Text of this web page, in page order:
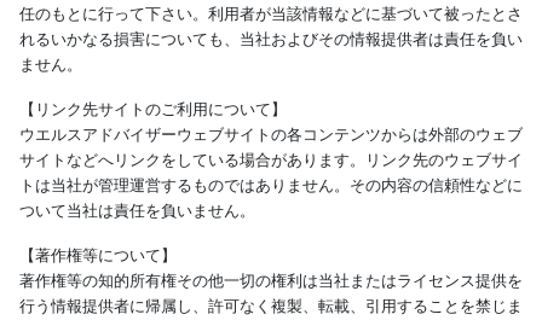
任のもとに行って下さい。利用者が当該情報などに基づいて被ったとさ
れるいかなる損害についても、当社およびその情報提供者は責任を負い
ません。
【リンク先サイトのご利用について】
ウエルスアドバイザーウェブサイトの各コンテンツからは外部のウェブ
サイトなどへリンクをしている場合があります。リンク先のウェブサイ
トは当社が管理運営するものではありません。その内容の信頼性などに
ついて当社は責任を負いません。
【著作権等について】
著作権等の知的所有権その他一切の権利は当社またはライセンス提供を
行う情報提供者に帰属し、許可なく複製、転載、引用することを禁じま